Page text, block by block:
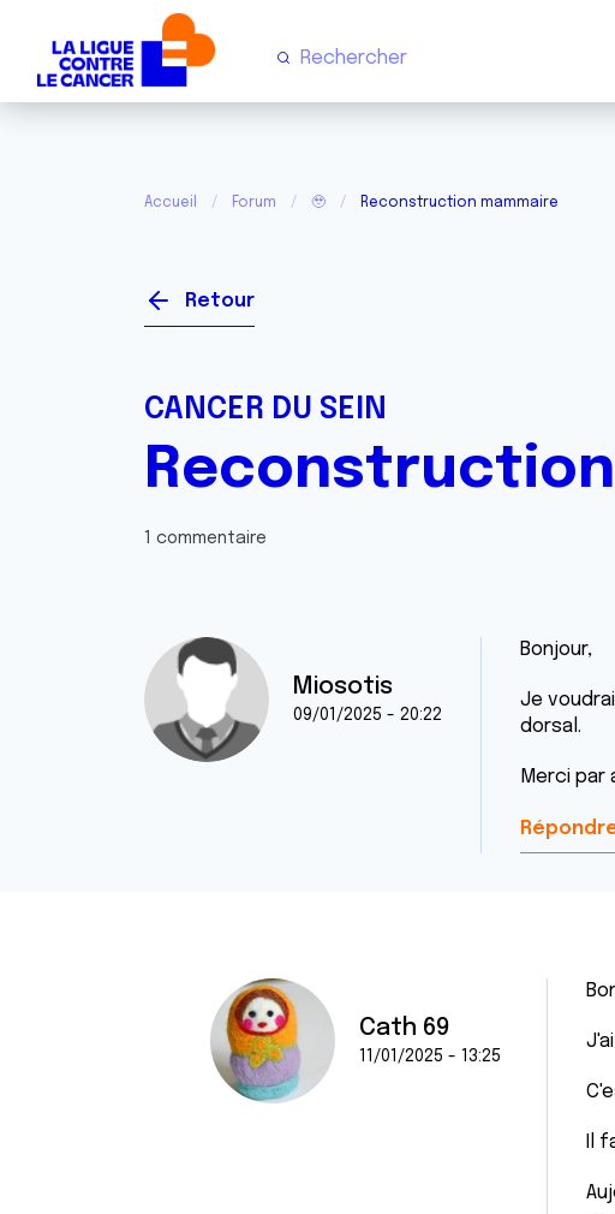
Accueil Forum 🥹 Reconstruction mammaire
Retour
CANCER DU SEIN
1 commentaire
Miosotis
09/01/2025 - 20:22
Bonjour,
Je
dorsal.
Merci par
Cath 69
11/01/2025 - 13:25
Il